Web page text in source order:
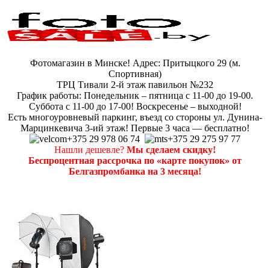
Фотомагазин в Минске! Адрес: Притыцкого 29 (м.
Спортивная)
ТРЦ Тивали 2-й этаж павильон №232
График работы: Понедельник – пятница с 11-00 до 19-00.
Суббота с 11-00 до 17-00! Воскресенье – выходной!
Есть многоуровневый паркинг, въезд со стороны ул. Дунина-
Марцинкевича 3-ий этаж! Первые 3 часа — бесплатно!
+375 29 978 06 74
+375 29 275 97 77
Нашли дешевле? Мы сделаем скидку!
Беспроцентная рассрочка по «карте покупок» от
Белгазпромбанка на 3 месяца!